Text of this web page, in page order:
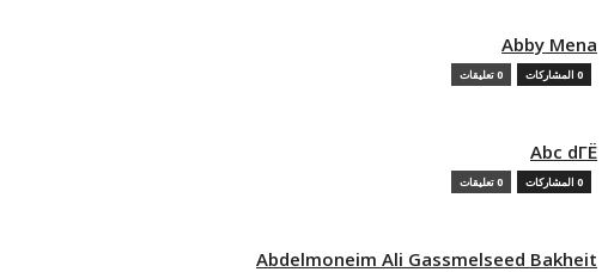
Abby Mena
0 المشاركات 0 تعليقات
Abc dГЁ
0 المشاركات 0 تعليقات
Abdelmoneim Ali Gassmelseed Bakheit